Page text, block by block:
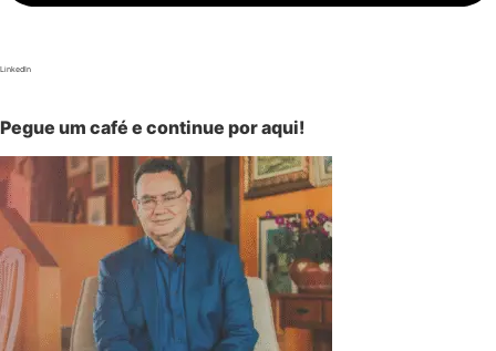
LinkedIn
Pegue um café e continue por aqui!